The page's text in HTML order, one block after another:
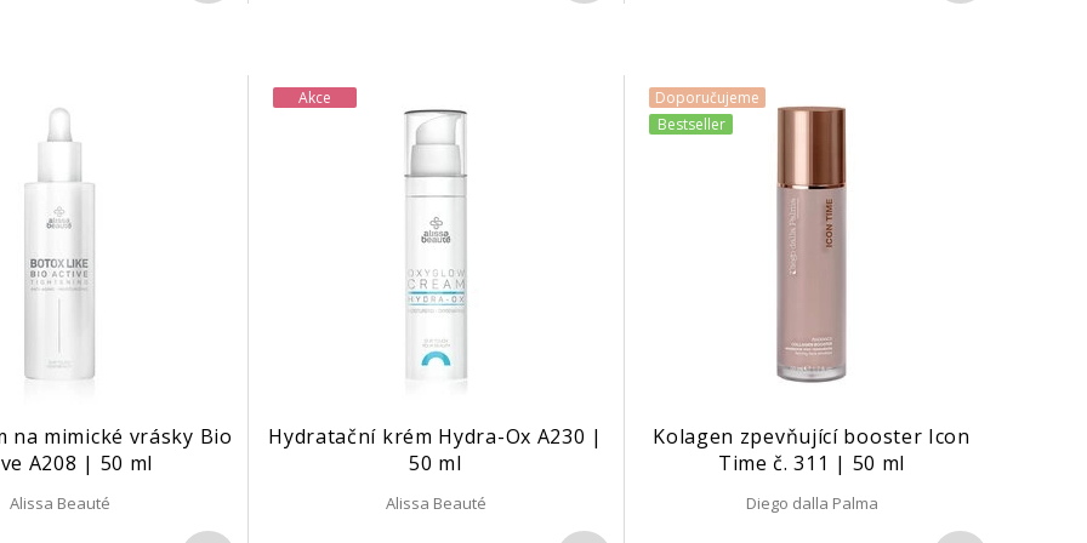
na mimické vrásky Bio
A208 | 50 ml
Alissa Beauté
Akce
Hydratační krém Hydra-Ox A230 |
50 ml
Alissa Beauté
Doporučujeme
Bestseller
Kolagen zpevňující booster Icon
Time č. 311 | 50 ml
Diego dalla Palma